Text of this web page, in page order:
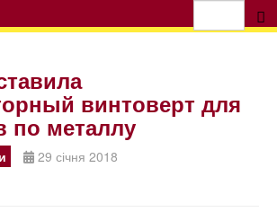
винтоверт для
по металлу
29 січня 2018